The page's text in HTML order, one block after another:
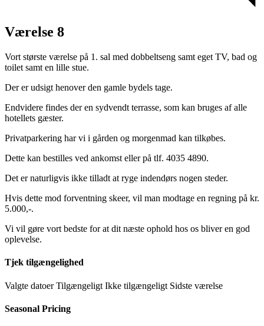
Værelse 8
Vort største værelse på 1. sal med dobbeltseng samt eget TV, bad og
toilet samt en lille stue.
Der er udsigt henover den gamle bydels tage.
Endvidere findes der en sydvendt terrasse, som kan bruges af alle
hotellets gæster.
Privatparkering har vi i gården og morgenmad kan tilkøbes.
Dette kan bestilles ved ankomst eller på tlf. 4035 4890.
Det er naturligvis ikke tilladt at ryge indendørs nogen steder.
Hvis dette mod forventning skeer, vil man modtage en regning på kr.
5.000,-.
Vi vil gøre vort bedste for at dit næste ophold hos os bliver en god
oplevelse.
Tjek tilgængelighed
Valgte datoer Tilgængeligt Ikke tilgængeligt Sidste værelse
Seasonal Pricing